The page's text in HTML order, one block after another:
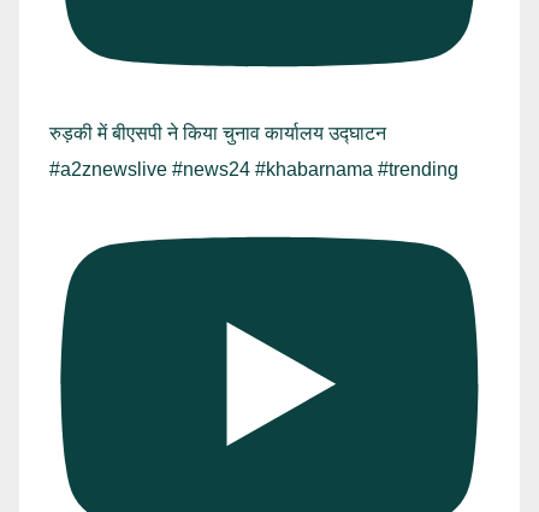
रुड़की में बीएसपी ने किया चुनाव कार्यालय उद्घाटन
#a2znewslive #news24 #khabarnama #trending